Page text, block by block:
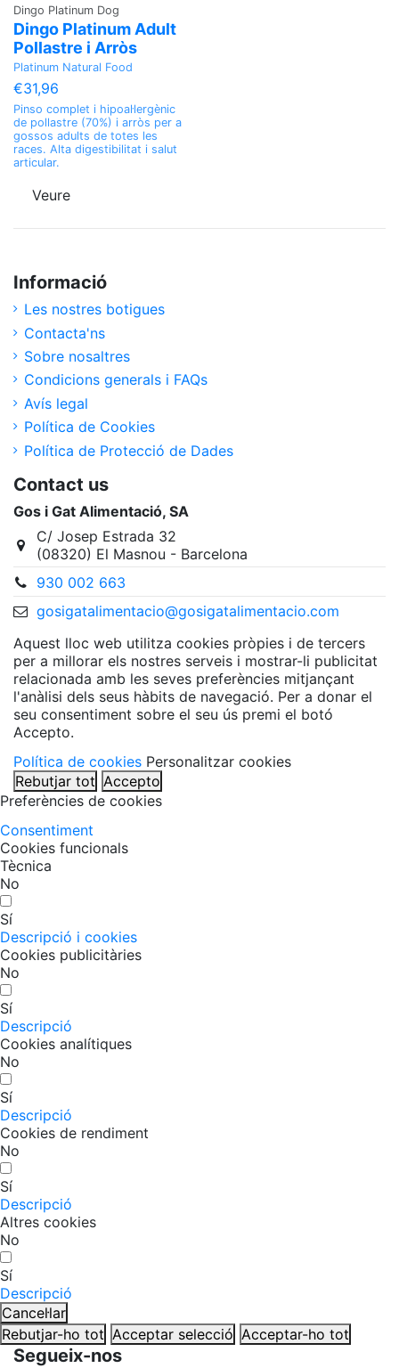
Dingo Platinum Dog
Dingo Platinum Adult
Pollastre i Arròs
Platinum Natural Food
€31,96
Pinso complet i hipoal·lergènic
de pollastre (70%) i arròs per a
gossos adults de totes les
races. Alta digestibilitat i salut
articular.
Veure
Informació
Les nostres botigues
Contacta'ns
Sobre nosaltres
Condicions generals i FAQs
Avís legal
Política de Cookies
Política de Protecció de Dades
Contact us
Gos i Gat Alimentació, SA
C/ Josep Estrada 32
(08320) El Masnou - Barcelona
930 002 663
gosigatalimentacio@gosigatalimentacio.com
Aquest lloc web utilitza cookies pròpies i de tercers
per a millorar els nostres serveis i mostrar-li publicitat
relacionada amb les seves preferències mitjançant
l'anàlisi dels seus hàbits de navegació. Per a donar el
seu consentiment sobre el seu ús premi el botó
Accepto.
Política de cookies Personalitzar cookies
Rebutjar tot Accepto
Preferències de cookies
Consentiment
Cookies funcionals
Tècnica
No
Sí
Descripció i cookies
Cookies publicitàries
No
Sí
Descripció
Cookies analítiques
No
Sí
Descripció
Cookies de rendiment
No
Sí
Descripció
Altres cookies
No
Sí
Descripció
Cancel·lar
Rebutjar-ho tot Acceptar selecció Acceptar-ho tot
Segueix-nos